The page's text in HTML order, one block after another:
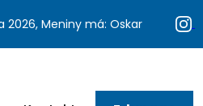
2026, Meniny má: Oskar